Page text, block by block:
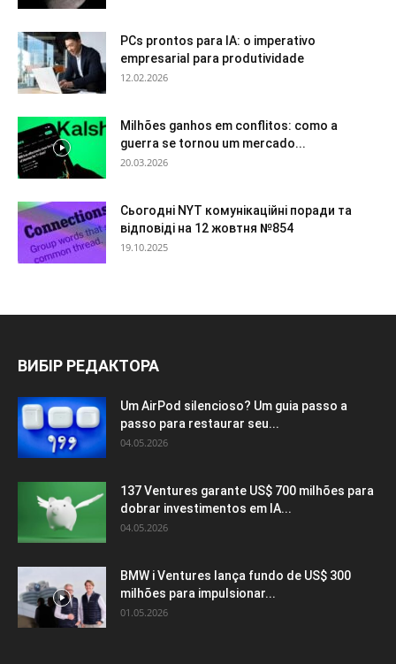
PCs prontos para IA: o imperativo
empresarial para produtividade
12.02.2026
Milhões ganhos em conflitos: como a
guerra se tornou um mercado...
20.03.2026
Сьогодні NYT комунікаційні поради та
відповіді на 12 жовтня №854
19.10.2025
ВИБІР РЕДАКТОРА
Um AirPod silencioso? Um guia passo a
passo para restaurar seu...
04.05.2026
137 Ventures garante US$ 700 milhões para
dobrar investimentos em IA...
04.05.2026
BMW i Ventures lança fundo de US$ 300
milhões para impulsionar...
01.05.2026